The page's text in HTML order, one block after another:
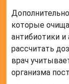
которые
антибиотики
рассчитать
врач
организма